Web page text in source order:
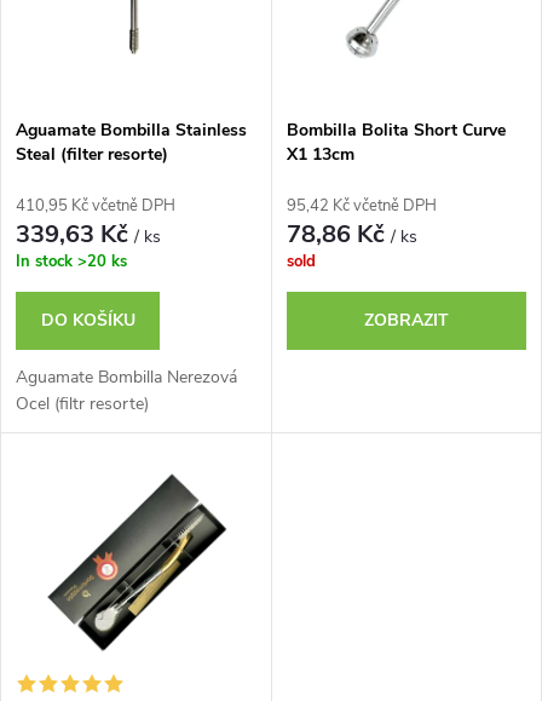
p
r
o
d
u
k
s
p
r
o
d
u
Aguamate Bombilla Stainless
Steal (filter resorte)
410,95 Kč včetně DPH
339,63 Kč/ ks
In stock >20 ks
DO KOŠÍKU
Aguamate Bombilla Nerezová
Ocel (filtr resorte)
Bombilla Bolita Short Curve
X1 13cm
95,42 Kč včetně DPH
78,86 Kč/ ks
sold
ZOBRAZIT